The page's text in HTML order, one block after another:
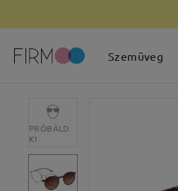
Szemüveg
PRÓBÁLD
KI